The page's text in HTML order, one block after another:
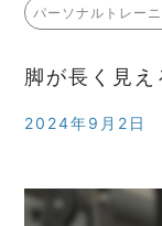
パーソナルトレー
脚が長く見
2024年9月2日